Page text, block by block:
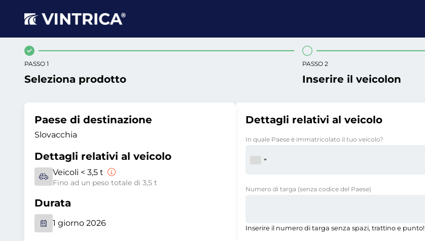
PASSO 1
Seleziona prodotto
PASSO 2
Inserire il veicolon
Paese di destinazione
Slovacchia
Dettagli relativi al veicolo
Veicoli < 3,5 t
Fino ad un peso totale di 3,5 t
Durata
1 giorno 2026
Dettagli relativi al veicolo
In quale Paese è immatricolato il tuo veicolo?
Numero di targa (senza codice del Paese)
Inserire il numero di targa senza spazi, trattino e punto!